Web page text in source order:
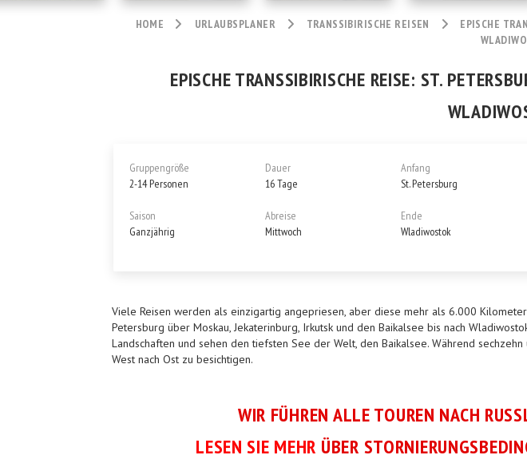
HOME URLAUBSPLANER TRANSSIBIRISCHE REISEN
EPISCHE
EPISCHE TRANSSIBIRISCHE REISE: ST.
Gruppengröße
2-14 Personen
Saison
Ganzjährig
Dauer
16 Tage
Abreise
Mittwoch
Anfang
St. Petersburg
Ende
Wladiwostok
Viele Reisen werden als einzigartig angepriesen, aber diese mehr als 6.000
Petersburg über Moskau, Jekaterinburg, Irkutsk und den Baikalsee bis nach
Landschaften und sehen den tiefsten See der Welt, den Baikalsee. Während
West nach Ost zu besichtigen.
WIR FÜHREN ALLE TOUREN NACH
LESEN SIE MEHR ÜBER